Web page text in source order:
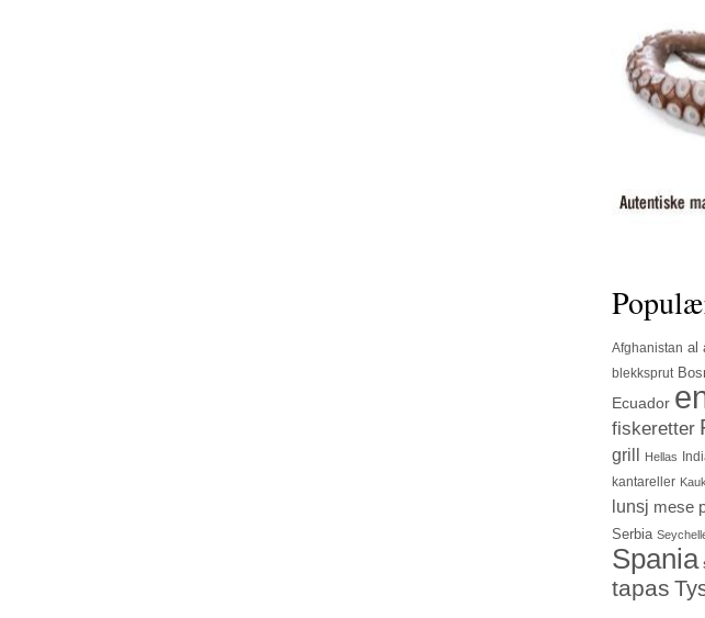
Afghanistan al
blekksprut
Ecuador
fiskeretter
grill Hellas
kantareller
lunsj mese
Serbia
Spania
tapas